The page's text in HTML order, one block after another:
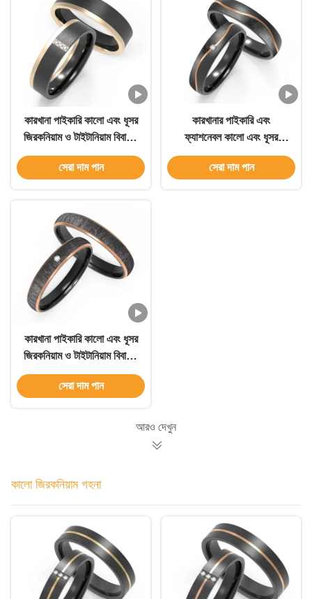
কারখানা পাইকারি কালো এবং ধূসর
জিরকনিয়াম ও টাইটানিয়াম বিবাহের
আংটি এবং পুরুষের গয়না বিবর্ণতা
ছাড়াই পুরুষদের বিবাহের আংটি
সেরা দাম পান
কারখানার পাইকারি এবং
ফ্যাশনেবল কালো এবং ধূসর
জিরকোনিয়াম ও টাইটানিয়াম
বিবাহের ব্যান্ড এবং পুরুষদের গহনা,
সেরা দাম পান
কারখানা পাইকারি কালো এবং ধূসর
জিরকনিয়াম ও টাইটানিয়াম বিবাহের
আংটি এবং পুরুষের গয়না বিবর্ণতা
ছাড়াই পুরুষদের বিবাহের আংটি
সেরা দাম পান
আরও দেখুন
কালো জিরকনিয়াম গহনা